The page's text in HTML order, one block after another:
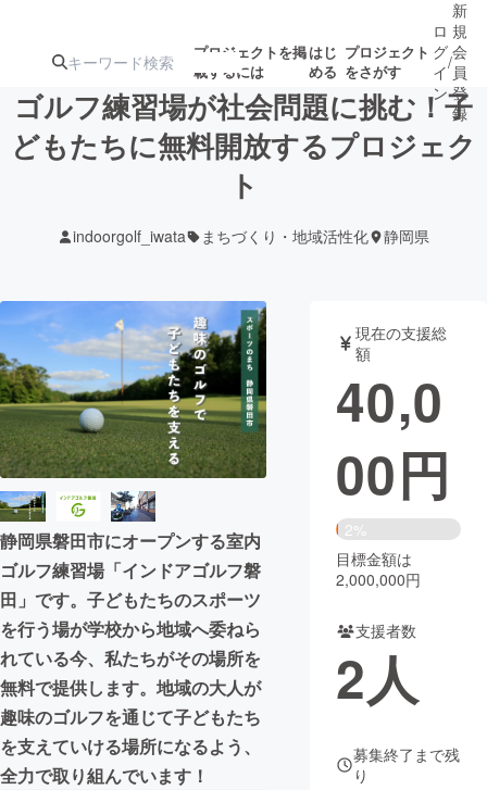
プロジェクトを掲
載するには
はじ
める
プロジェクト
をさがす
注目の新着プロ
テクノロジー・ガジェット
映像・映画 書籍・雑誌
ビジネス・起業 チャレンジ
まちづくり・地域活性化
CAMPFIRE for Social Good
CAMPFIRE Creation
CAMPFIREふるさと納税machi-ya コミュニティ
ロ
グ
イ
ン
/
新
規
会
員
登
録
ゴルフ練習場が社会問題に挑む！子
どもたちに無料開放するプロジェク
ト
indoorgolf_iwata まちづくり・地域活性化 静岡県
静岡県磐田市にオープンする室内
ゴルフ練習場「インドアゴルフ磐
田」です。子どもたちのスポーツ
を行う場が学校から地域へ委ねら
れている今、私たちがその場所を
無料で提供します。地域の大人が
趣味のゴルフを通じて子どもたち
を支えていける場所になるよう、
全力で取り組んでいます！
現在の支援総
額
40,0
00円
2%
目標金額は
2,000,000円
支援者数
2人
募集終了まで残
り